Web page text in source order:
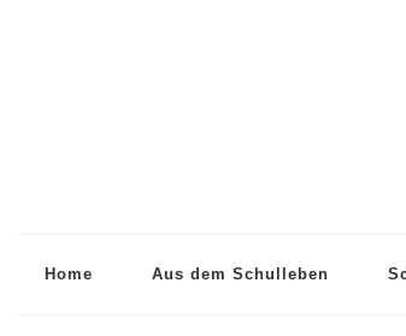
Home Aus dem Schulleben